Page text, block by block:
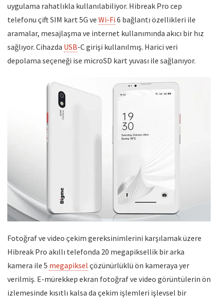
uygulama rahatlıkla kullanılabiliyor. Hibreak Pro cep
telefonu çift SIM kart 5G ve Wi-Fi 6 bağlantı özellikleri ile
aramalar, mesajlaşma ve internet kullanımında akıcı bir hız
sağlıyor. Cihazda USB-C girişi kullanılmış. Harici veri
depolama seçeneği ise microSD kart yuvası ile sağlanıyor.
Fotoğraf ve video çekim gereksinimlerini karşılamak üzere
Hibreak Pro akıllı telefonda 20 megapiksellik bir arka
kamera ile 5 megapiksel çözünürlüklü ön kameraya yer
verilmiş. E-mürekkep ekran fotoğraf ve video görüntülerin ön
izlemesinde kısıtlı kalsa da çekim işlemleri işlevsel bir